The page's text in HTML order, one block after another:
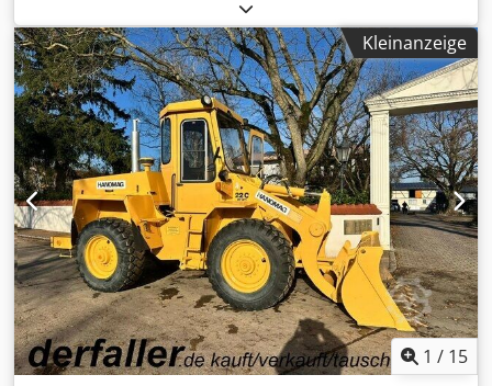
, Laderaumbreite:
Reifengröße:195/55r10c, Ankippbarer Autotrailer vom
Anhängerhersteller TEMARED Modell CAR KEEPER 4020S.
Ein Autotransportanhänger geeignet für die meisten PKW
auch tiefere Fahrzeuge können gut verladen werden.
Serienausstattung des Autotransporter ist die
Kippfunktion mit Hebehilfen durch Gewichtsverlagerung,
seitliches Lochprofil, Zurrösen, Stützrad, Seilwinde mit
Halter, Auffahrschienen einschiebbar, Rahmen geschweißt
feuerverzinkt und eine V-Deichsel. Die gesamte
Ausstattung und technische Daten finden Sie weiter
unten. Diesen Pkwanhänger für Autotransport bekommen
Sie auch mit geschlossenen Boden. Zubehör für Trailer
wie Plane und Gestell, Holzboden, Bordwände,
Werkzeugbox, Autozurrgurte, Zurrgurte, Stützen und
Diebstahlsicherung bieten wir auch kostengünstig an.
Codpfegwfthex Aqpsrf
Kleinanzeige
1 / 15